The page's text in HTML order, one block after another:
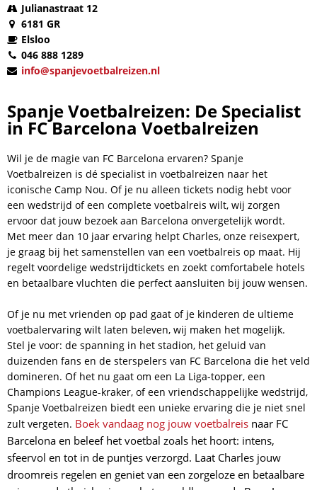
Julianastraat 12
6181 GR
Elsloo
046 888 1289
info@spanjevoetbalreizen.nl
Spanje Voetbalreizen: De Specialist
in FC Barcelona Voetbalreizen
Wil je de magie van FC Barcelona ervaren? Spanje
Voetbalreizen is dé specialist in voetbalreizen naar het
iconische Camp Nou. Of je nu alleen tickets nodig hebt voor
een wedstrijd of een complete voetbalreis wilt, wij zorgen
ervoor dat jouw bezoek aan Barcelona onvergetelijk wordt.
Met meer dan 10 jaar ervaring helpt Charles, onze reisexpert,
je graag bij het samenstellen van een voetbalreis op maat. Hij
regelt voordelige wedstrijdtickets en zoekt comfortabele hotels
en betaalbare vluchten die perfect aansluiten bij jouw wensen.
Of je nu met vrienden op pad gaat of je kinderen de ultieme
voetbalervaring wilt laten beleven, wij maken het mogelijk.
Stel je voor: de spanning in het stadion, het geluid van
duizenden fans en de sterspelers van FC Barcelona die het veld
domineren. Of het nu gaat om een La Liga-topper, een
Champions League-kraker, of een vriendschappelijke wedstrijd,
Spanje Voetbalreizen biedt een unieke ervaring die je niet snel
zult vergeten. Boek vandaag nog jouw voetbalreis naar FC
Barcelona en beleef het voetbal zoals het hoort: intens,
sfeervol en tot in de puntjes verzorgd. Laat Charles jouw
droomreis regelen en geniet van een zorgeloze en betaalbare